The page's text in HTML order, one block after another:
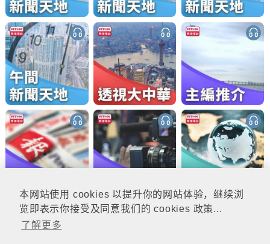
本网站使用 cookies 以提升你的网站体验，继续浏
览即表示你接受及同意我们的 cookies 政策...
了解更多